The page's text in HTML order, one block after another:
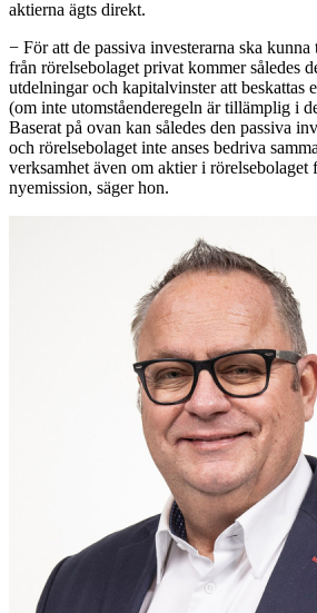
aktierna ägts direkt.
− För att de passiva investerarna ska
från rörelsebolaget privat kommer således
utdelningar och kapitalvinster att beskattas
(om inte utomståenderegeln är tillämplig i
Baserat på ovan kan således den passiva
och rörelsebolaget inte anses bedriva
verksamhet även om aktier i rörelsebolaget
nyemission, säger hon.